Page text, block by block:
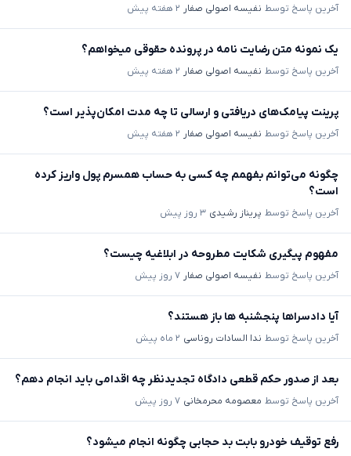
آخرین پاسخ توسط نفیسه اصولی صفار ۲ هفته پیش
یک نمونه متن رضایت نامه در پرونده حقوقی میخواهم؟
آخرین پاسخ توسط نفیسه اصولی صفار ۲ هفته پیش
پرینت پیامک‌های دریافتی و ارسالی تا چه مدت امکان‌پذیر است؟
آخرین پاسخ توسط نفیسه اصولی صفار ۲ هفته پیش
چگونه می‌توانم بفهمم چه کسی به حساب همسرم پول واریز کرده
است؟
آخرین پاسخ توسط پریناز رشیدی ۳ روز پیش
مفهوم پیگیری شکایت مطروحه در ابلاغیه چیست؟
آخرین پاسخ توسط نفیسه اصولی صفار ۷ روز پیش
آیا دادسراها پنجشنبه ها باز هستند؟
آخرین پاسخ توسط ندا السادات روناسی ۲ ماه پیش
بعد از صدور حکم قطعی دادگاه تجدیدنظر چه اقدامی باید انجام دهم؟
آخرین پاسخ توسط معصومه محرمخانی ۷ روز پیش
رفع توقیف خودرو بابت بد حجابی چگونه انجام میشود؟